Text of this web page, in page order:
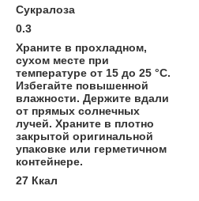
Сукралоза
0.3
Храните в прохладном,
сухом месте при
температуре от 15 до 25 °С.
Избегайте повышенной
влажности. Держите вдали
от прямых солнечных
лучей. Храните в плотно
закрытой оригинальной
упаковке или герметичном
контейнере.
27 Ккал